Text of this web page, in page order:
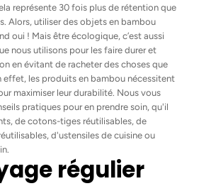
représente 30 fois plus de rétention que
Alors, utiliser des objets en bambou
oui ! Mais être écologique, c’est aussi
nous utilisons pour les faire durer et
en évitant de racheter des choses que
effet, les produits en bambou nécessitent
maximiser leur durabilité. Nous vous
pratiques pour en prendre soin, qu'il
de cotons-tiges réutilisables, de
d'ustensiles de cuisine ou
régulier